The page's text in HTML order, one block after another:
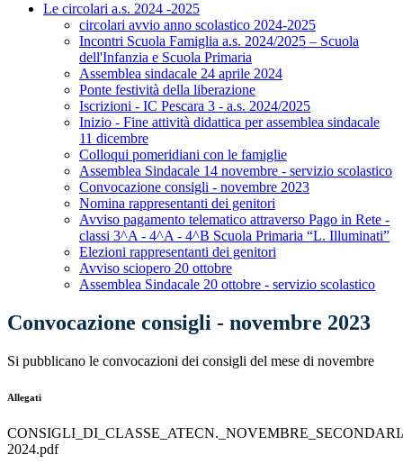
Le circolari a.s. 2024 -2025
circolari avvio anno scolastico 2024-2025
Incontri Scuola Famiglia a.s. 2024/2025 – Scuola
dell'Infanzia e Scuola Primaria
Assemblea sindacale 24 aprile 2024
Ponte festività della liberazione
Iscrizioni - IC Pescara 3 - a.s. 2024/2025
Inizio - Fine attività didattica per assemblea sindacale
11 dicembre
Colloqui pomeridiani con le famiglie
Assemblea Sindacale 14 novembre - servizio scolastico
Convocazione consigli - novembre 2023
Nomina rappresentanti dei genitori
Avviso pagamento telematico attraverso Pago in Rete -
classi 3^A - 4^A - 4^B Scuola Primaria “L. Illuminati”
Elezioni rappresentanti dei genitori
Avviso sciopero 20 ottobre
Assemblea Sindacale 20 ottobre - servizio scolastico
Convocazione consigli - novembre 2023
Si pubblicano le convocazioni dei consigli del mese di novembre
Allegati
2024.pdf